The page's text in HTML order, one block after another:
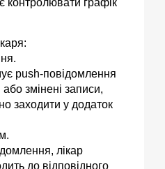
контролювати графік
push-повідомлення
змінені записи,
заходити у додаток
лікар
до відповідного